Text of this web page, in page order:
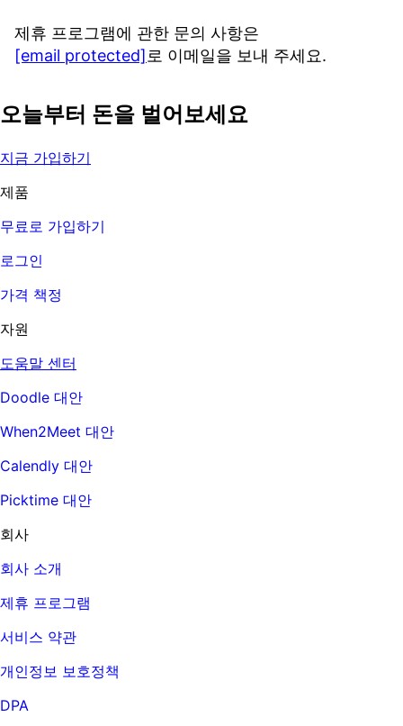
제휴 프로그램에 관한 문의 사항은
[email protected] 로 이메일을 보내 주세요.
오늘부터 돈을 벌어보세요
지금 가입하기
제품
무료로 가입하기
로그인
가격 책정
자원
도움말 센터
Doodle 대안
When2Meet 대안
Calendly 대안
Picktime 대안
회사
회사 소개
제휴 프로그램
서비스 약관
개인정보 보호정책
DPA